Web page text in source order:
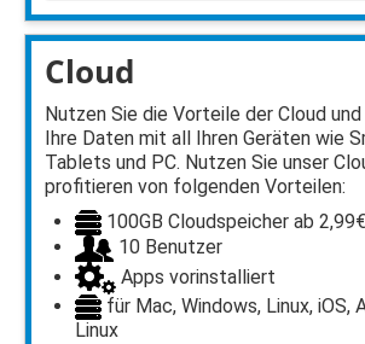
Cloud
Nutzen Sie die Vorteile der Cloud
Ihre Daten mit all Ihren Geräten wie
Tablets und PC. Nutzen Sie unser
profitieren von folgenden Vorteilen:
100GB Cloudspeicher ab 2,99€
10 Benutzer
Apps vorinstalliert
für Mac, Windows, Linux, iOS,
Linux